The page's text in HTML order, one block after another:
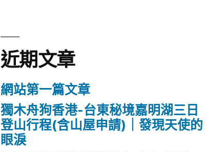
近期文章
網站第一篇文章
獨木舟狗香港-台東秘境嘉明湖三日
登山行程(含山屋申請)｜發現天使的
眼淚